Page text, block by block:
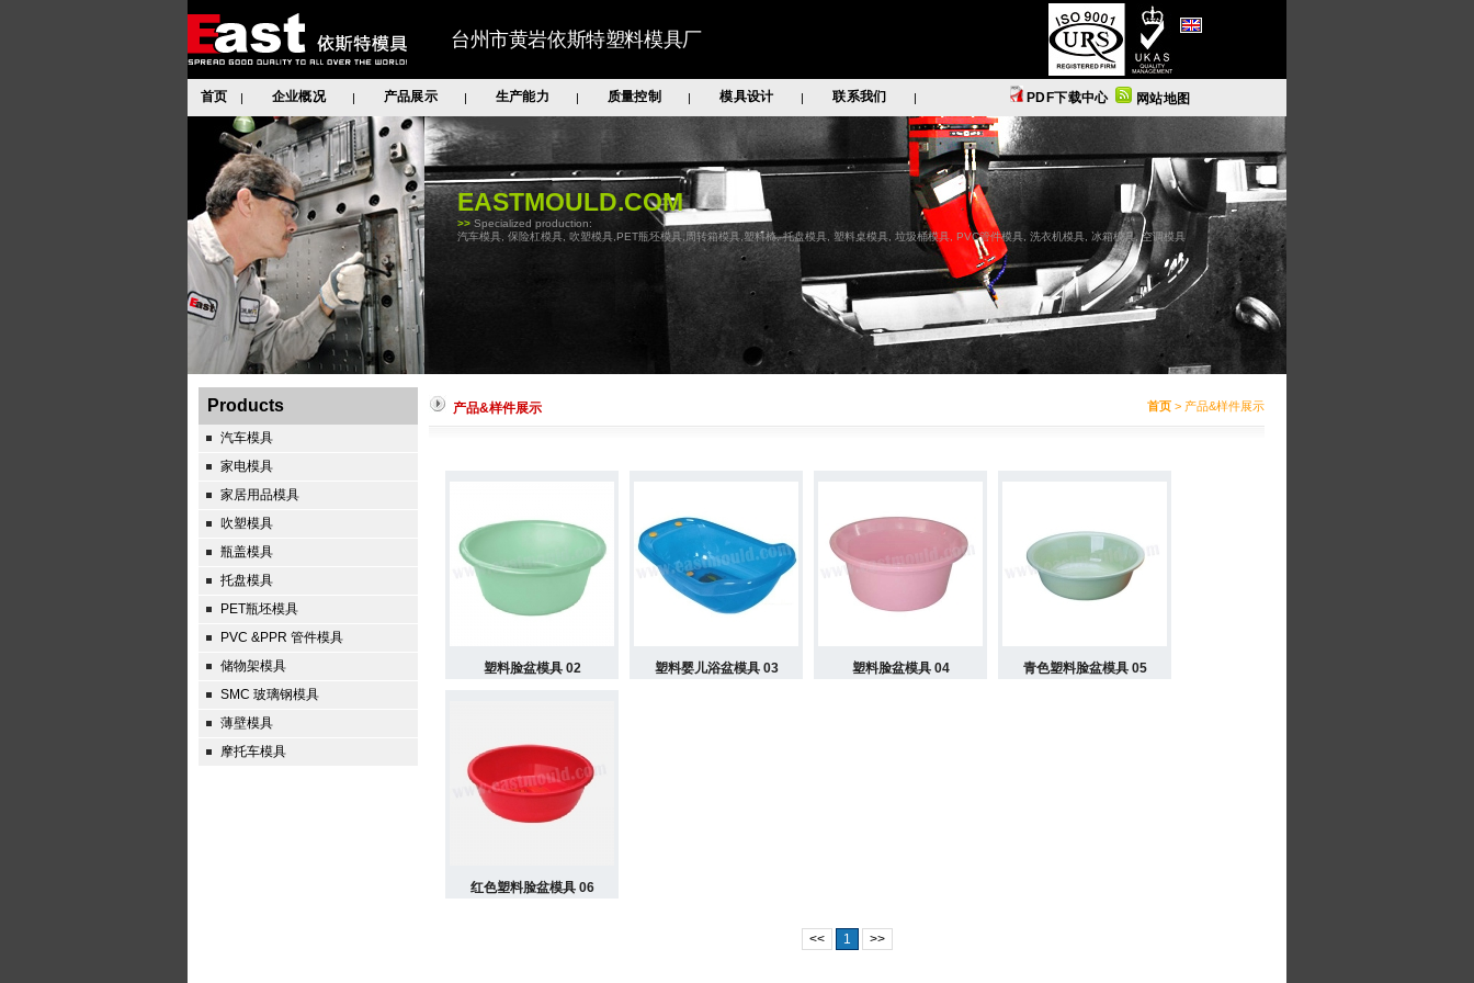
台州市黄岩依斯特塑料模具厂
首页 | 企业概况 | 产品展示 | 生产能力 | 质量控制 | 模具设计 | 联系我们 | PDF下载中心 网站地图
EASTMOULD.COM
>> Specialized production:
汽车模具, 保险杠模具, 吹塑模具,PET瓶坯模具,周转箱模具,塑料椅, 托盘模具, 塑料桌模具, 垃圾桶模具, PVC管件模具, 洗衣机模具, 冰箱模具, 空调模具
Products
汽车模具
家电模具
家居用品模具
吹塑模具
瓶盖模具
托盘模具
PET瓶坯模具
PVC &PPR 管件模具
储物架模具
SMC 玻璃钢模具
薄壁模具
摩托车模具
产品&样件展示 首页 > 产品&样件展示
塑料脸盆模具 02 塑料婴儿浴盆模具 03 塑料脸盆模具 04 青色塑料脸盆模具 05
红色塑料脸盆模具 06
<< 1 >>